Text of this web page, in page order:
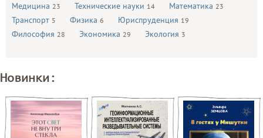
Медицина 23 Технические науки 14 Математика 23
Транспорт 5 Физика 6 Юриспруденция 19
Философия 28 Экономика 29 Экология 3
Новинки: